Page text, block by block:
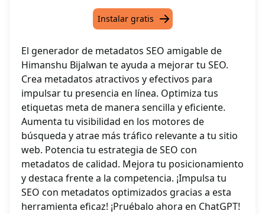
Instalar gratis
El generador de metadatos SEO amigable de
Himanshu Bijalwan te ayuda a mejorar tu SEO.
Crea metadatos atractivos y efectivos para
impulsar tu presencia en línea. Optimiza tus
etiquetas meta de manera sencilla y eficiente.
Aumenta tu visibilidad en los motores de
búsqueda y atrae más tráfico relevante a tu sitio
web. Potencia tu estrategia de SEO con
metadatos de calidad. Mejora tu posicionamiento
y destaca frente a la competencia. ¡Impulsa tu
SEO con metadatos optimizados gracias a esta
herramienta eficaz! ¡Pruébalo ahora en ChatGPT!